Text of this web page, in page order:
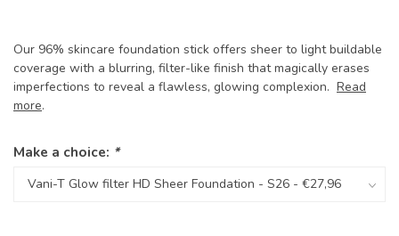
Our 96% skincare foundation stick offers sheer to light buildable
coverage with a blurring, filter-like finish that magically erases
imperfections to reveal a flawless, glowing complexion. Read
more.
Make a choice: *